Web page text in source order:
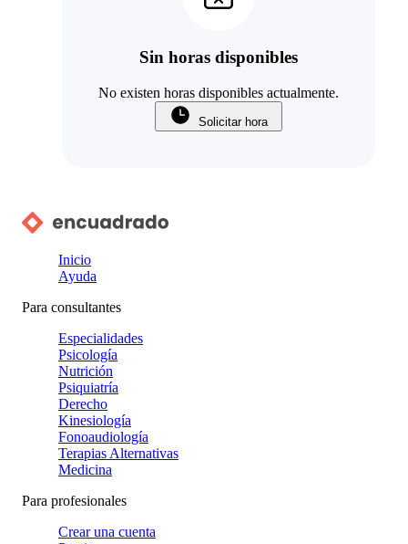
Sin horas disponibles
No existen horas disponibles actualmente.
Solicitar hora
Inicio
Ayuda
Para consultantes
Especialidades
Psicología
Nutrición
Psiquiatría
Derecho
Kinesiología
Fonoaudiología
Terapias Alternativas
Medicina
Para profesionales
Crear una cuenta